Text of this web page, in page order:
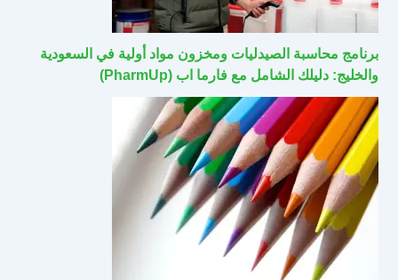
برنامج محاسبة الصيدليات ومخزون مواد أولية في السعودية
والخليج: دليلك الشامل مع فارما اب (PharmUp)